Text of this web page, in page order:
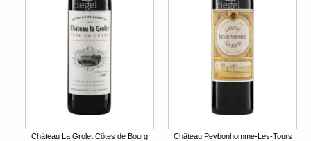
Château La Grolet Côtes de Bourg
Château Peybonhomme-Les-Tours